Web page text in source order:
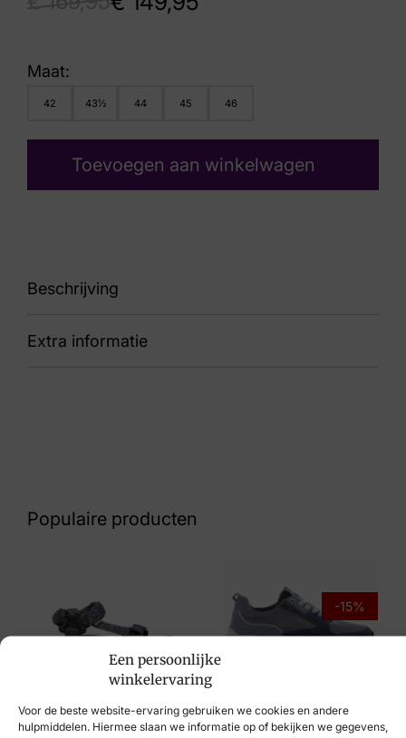
Een persoonlijke
winkelervaring
Voor de beste website-ervaring gebruiken we cookies en andere
hulpmiddelen. Hiermee slaan we informatie op of bekijken we gegevens,
Maat:
42 43½ 44 45 46
Toevoegen aan winkelwagen
Beschrijving
Moab Speed 2 Indigo
Extra informatie
Merk
Merrell
Artikelnummer
Moab Speed 2 Indigo
Populaire producten
€109,95
-15%
€129,95€109,95